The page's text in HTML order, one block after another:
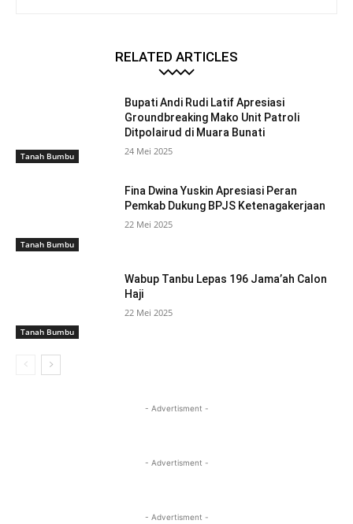
RELATED ARTICLES
Tanah Bumbu
Bupati Andi Rudi Latif Apresiasi
Groundbreaking Mako Unit Patroli
Ditpolairud di Muara Bunati
24 Mei 2025
Tanah Bumbu
Fina Dwina Yuskin Apresiasi Peran
Pemkab Dukung BPJS Ketenagakerjaan
22 Mei 2025
Tanah Bumbu
Wabup Tanbu Lepas 196 Jama’ah Calon
Haji
22 Mei 2025
- Advertisment -
- Advertisment -
- Advertisment -